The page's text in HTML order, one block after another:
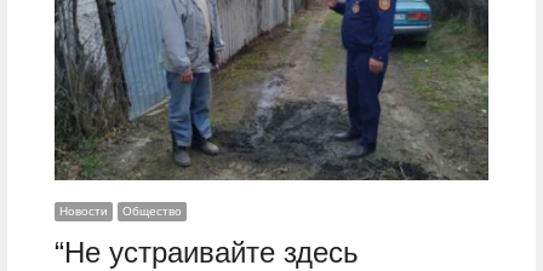
Новости Общество
“Не устраивайте здесь